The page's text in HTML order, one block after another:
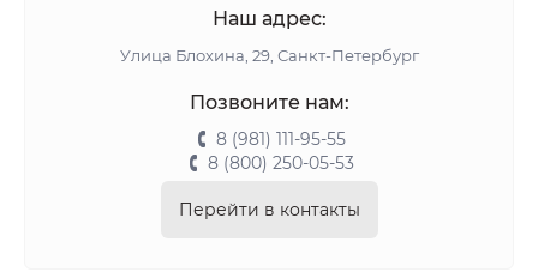
Наш адрес:
Улица Блохина, 29, Санкт-Петербург
Позвоните нам:
8 (981) 111-95-55
8 (800) 250-05-53
Перейти в контакты